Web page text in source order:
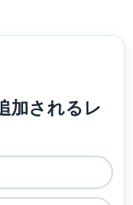
加されるレ